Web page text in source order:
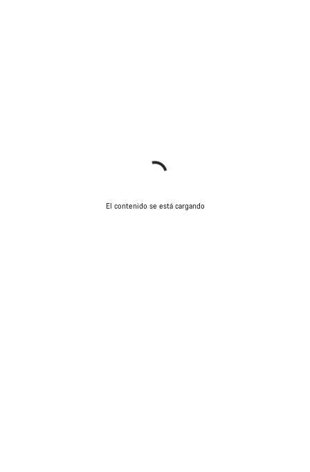
El contenido se está cargando